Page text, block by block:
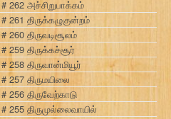
262 அச்சிறுபாக்கம்
261 திருக்கழுகுன்றம்
திருவடிசூலம்
259 திருக்கச்சூர்
திருவான்மியூர்
257 திருமயிலை
திருவேற்காடு
255 திருமுல்லைவாயில்